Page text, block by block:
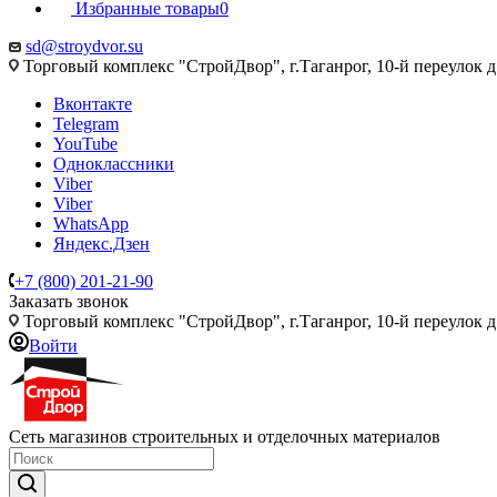
Избранные товары0
sd@stroydvor.su
Торговый комплекс "СтройДвор", г.Таганрог, 10-й переулок
Вконтакте
Telegram
YouTube
Одноклассники
Viber
Viber
WhatsApp
Яндекс.Дзен
+7 (800) 201-21-90
Заказать звонок
Торговый комплекс "СтройДвор", г.Таганрог, 10-й переулок
Войти
Сеть магазинов строительных и отделочных материалов